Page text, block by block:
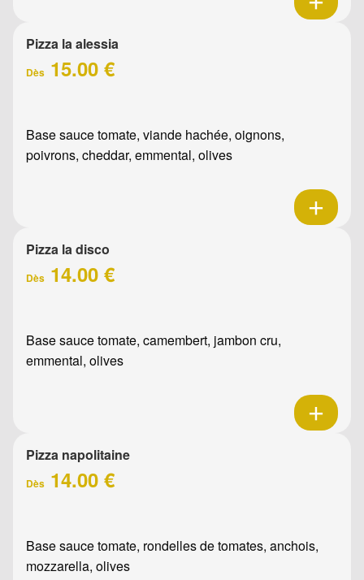
Pizza la alessia
Dès 15.00 €
Base sauce tomate, viande hachée, oignons,
poivrons, cheddar, emmental, olives
Pizza la disco
Dès 14.00 €
Base sauce tomate, camembert, jambon cru,
emmental, olives
Pizza napolitaine
Dès 14.00 €
Base sauce tomate, rondelles de tomates, anchois,
mozzarella, olives